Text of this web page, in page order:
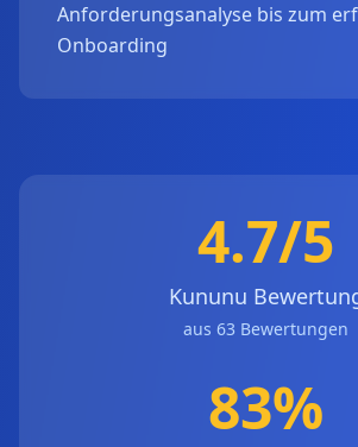
Anforderungsanalyse bis zum
Onboarding
4.7/5
Kununu
aus 63 Bewertungen
83%